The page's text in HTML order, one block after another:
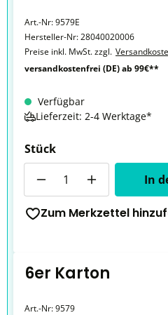
Art.-Nr:9579E
Hersteller-Nr:28040020006
Preise inkl. MwSt. zzgl.
versandkostenfrei (DE) ab 99€**
Verfügbar
Lieferzeit: 2-4 Werktage*
Stück
In
Zum Merkzettel
6er Karton
Art.-Nr:9579